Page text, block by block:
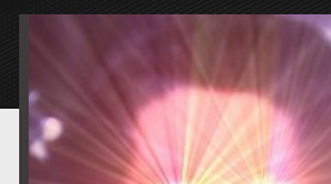
SERVEURS
PARTIES